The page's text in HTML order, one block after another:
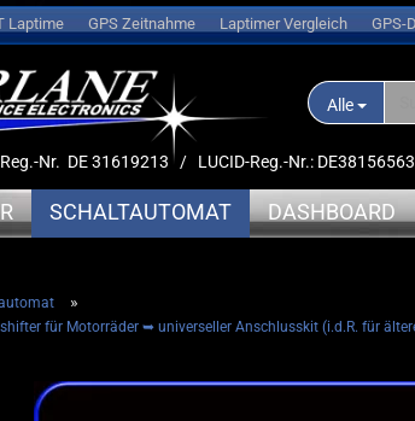
Laptime GPS Zeitnahme Laptimer Vergleich GPS-
Alle
Reg.-Nr. DE 31619213 / LUCID-Reg.-Nr.:
➤ Datenlogger
➤ Sensoren
SCHALTAUTOMAT DASHBOARD
»
für Motorräder ➥ universeller Anschlusskit (i.d.R. für